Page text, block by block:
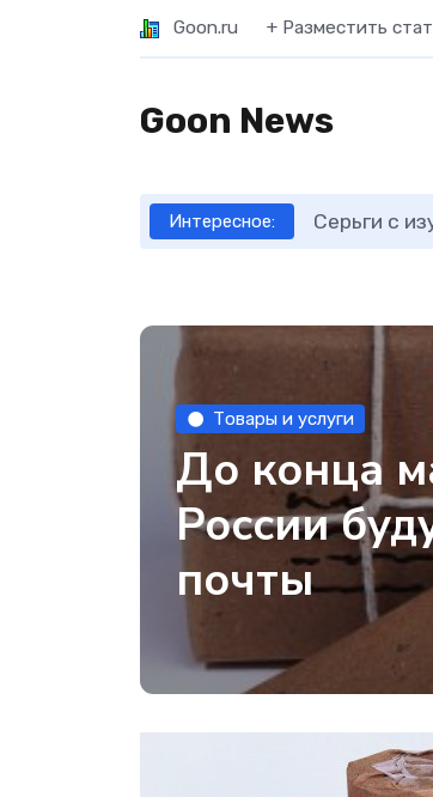
Goon.ru + Разместить
Goon News
Интересное: Серьги с
Товары и услуги
До конца
России
почты